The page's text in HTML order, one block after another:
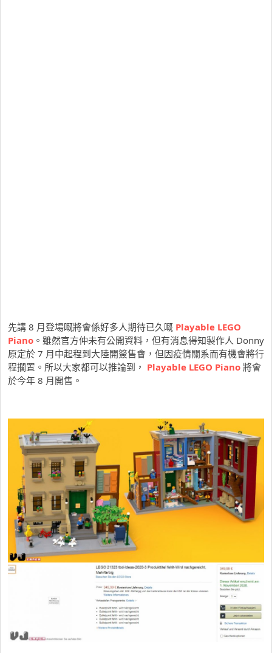
先講 8 月登場嘅將會係好多人期待已久嘅 Playable LEGO
Piano 。雖然官方仲未有公開資料，但有消息得知製作人 Donny
原定於 7 月中起程到大陸開簽售會，但因疫情關系而有機會將行
程擱置。所以大家都可以推論到， Playable LEGO Piano 將會
於今年 8 月開售。